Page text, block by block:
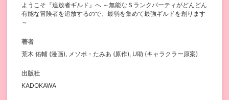
ようこそ『追放者ギルド』へ ～無能なＳランクパーティがどんどん
有能な冒険者を追放するので、最弱を集めて最強ギルドを創ります
～
著者
荒木 佑輔 (漫画), メソポ・たみあ (原作), U助 (キャラクラー原案)
出版社
KADOKAWA